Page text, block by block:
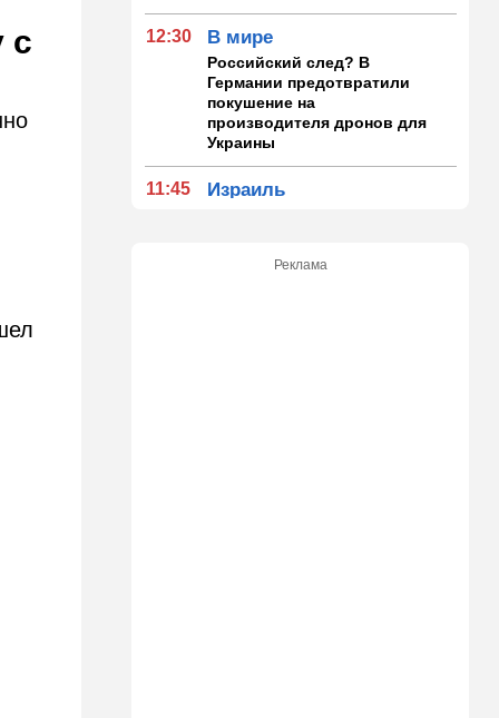
с
12:30 В мире
Российский след? В
Германии предотвратили
покушение на
производителя дронов для
Украины
11:45 Израиль
водителем грузовика
Реклама